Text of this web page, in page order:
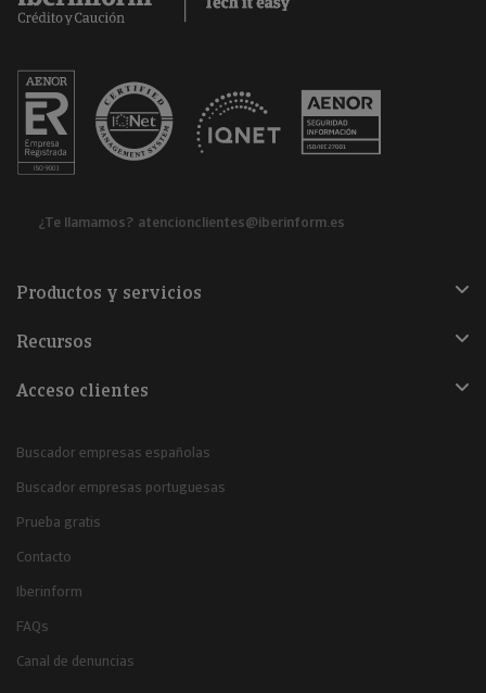
¿Te llamamos? atencionclientes@iberinform.es
Productos y servicios
Recursos
Acceso clientes
Buscador empresas españolas
Buscador empresas portuguesas
Prueba gratis
Contacto
Iberinform
FAQs
Canal de denuncias